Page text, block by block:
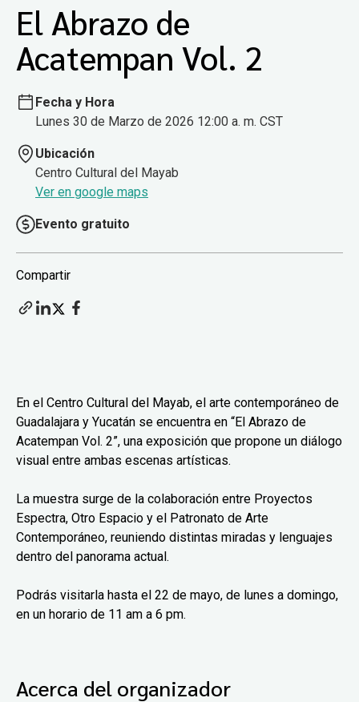
El Abrazo de
Acatempan Vol. 2
Fecha y Hora
Lunes 30 de Marzo de 2026 12:00 a. m. CST
Ubicación
Centro Cultural del Mayab
Ver en google maps
Evento gratuito
Compartir
En el Centro Cultural del Mayab, el arte contemporáneo de
Guadalajara y Yucatán se encuentra en “El Abrazo de
Acatempan Vol. 2”, una exposición que propone un diálogo
visual entre ambas escenas artísticas.
La muestra surge de la colaboración entre Proyectos
Espectra, Otro Espacio y el Patronato de Arte
Contemporáneo, reuniendo distintas miradas y lenguajes
dentro del panorama actual.
Podrás visitarla hasta el 22 de mayo, de lunes a domingo,
en un horario de 11 am a 6 pm.
Acerca del organizador